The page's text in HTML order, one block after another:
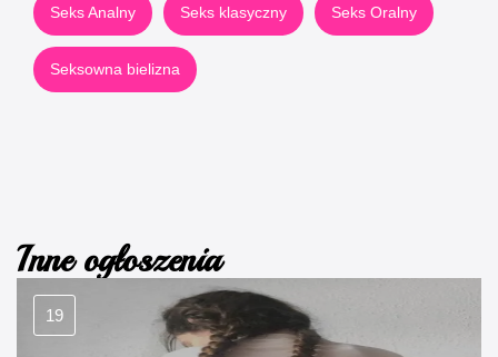
Seks Analny Seks klasyczny Seks Oralny
Seksowna bielizna
Inne ogłoszenia
19